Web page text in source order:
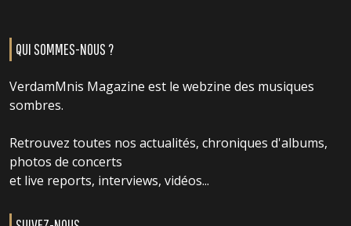
QUI SOMMES-NOUS ?
VerdamMnis Magazine est le webzine des musiques
sombres.
Retrouvez toutes nos actualités, chroniques d'albums,
photos de concerts
et live reports, interviews, vidéos...